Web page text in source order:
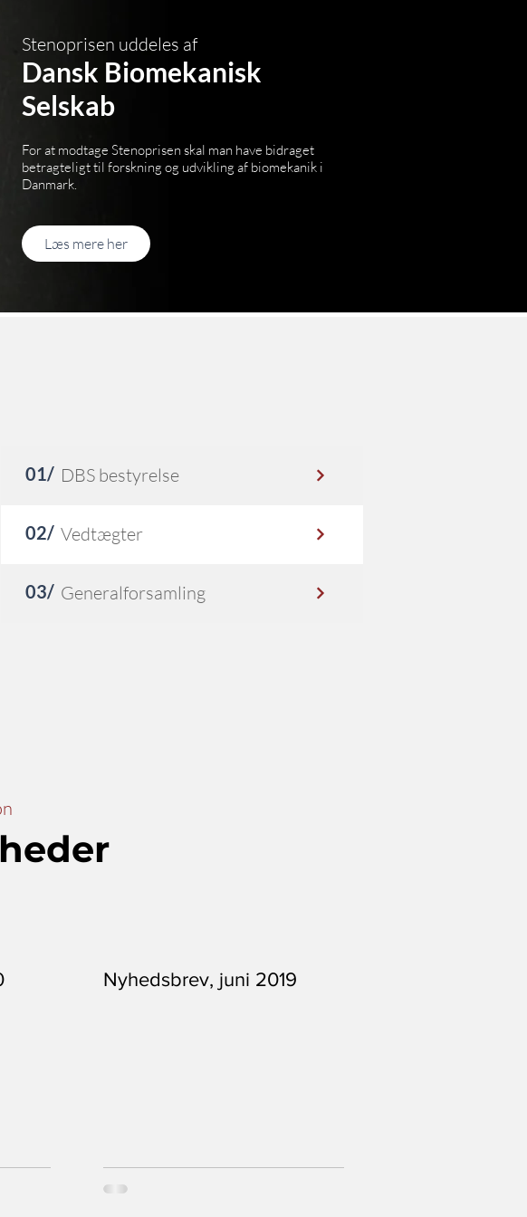
Stenoprisen uddeles af
Dansk Biomekanisk
Selskab
For at modtage Stenoprisen skal man have bidraget
betragteligt til forskning og udvikling af biomekanik i
Danmark.
Læs mere her
01/ DBS bestyrelse
02/ Vedtægter
03/ Generalforsamling
Nyhedsbrev, juni 2019